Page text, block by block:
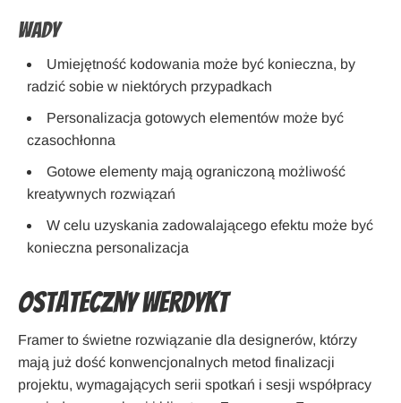
Wady
Umiejętność kodowania może być konieczna, by
radzić sobie w niektórych przypadkach
Personalizacja gotowych elementów może być
czasochłonna
Gotowe elementy mają ograniczoną możliwość
kreatywnych rozwiązań
W celu uzyskania zadowalającego efektu może być
konieczna personalizacja
Ostateczny werdykt
Framer to świetne rozwiązanie dla designerów, którzy
mają już dość konwencjonalnych metod finalizacji
projektu, wymagających serii spotkań i sesji współpracy